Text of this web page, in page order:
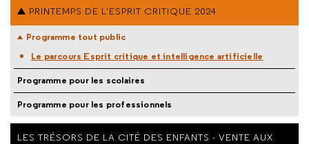
PRINTEMPS DE L'ESPRIT CRITIQUE 2024
Programme tout public
Le parcours Esprit critique et intelligence artificielle
Programme pour les scolaires
Programme pour les professionnels
LES TRÉSORS DE LA CITÉ DES ENFANTS - VENTE AUX